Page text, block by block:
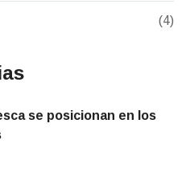
(4)
se posicionan en los